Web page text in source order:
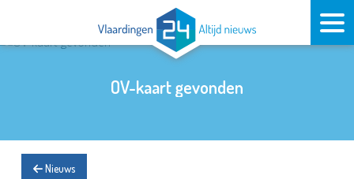
OV-kaart gevonden
Nieuws